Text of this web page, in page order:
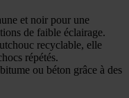
et noir pour une
de faible éclairage.
recyclable, elle
répétés.
ou béton grâce à des